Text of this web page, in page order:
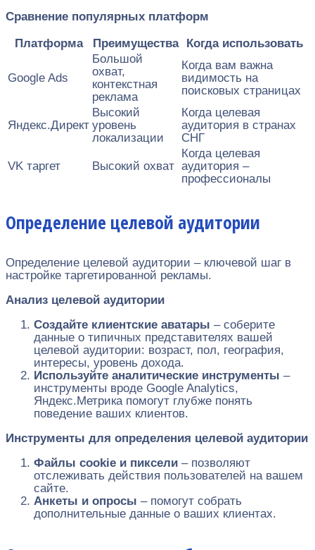
Сравнение популярных платформ
Платформа
Преимущества Когда использовать
Google Ads
Большой
охват,
контекстная
реклама
Когда вам важна
видимость на
поисковых страницах
Яндекс.Директ
Высокий
уровень
локализации
Когда целевая
аудитория в странах
СНГ
VK таргет Высокий охват
Когда целевая
аудитория –
профессионалы
Определение целевой аудитории
Определение целевой аудитории – ключевой шаг в
настройке таргетированной рекламы.
Анализ целевой аудитории
Создайте клиентские аватары – соберите
данные о типичных представителях вашей
целевой аудитории: возраст, пол, география,
интересы, уровень дохода.
Используйте аналитические инструменты –
инструменты вроде Google Analytics,
Яндекс.Метрика помогут глубже понять
поведение ваших клиентов.
Инструменты для определения целевой аудитории
Файлы cookie и пиксели – позволяют
отслеживать действия пользователей на вашем
сайте.
Анкеты и опросы – помогут собрать
дополнительные данные о ваших клиентах.